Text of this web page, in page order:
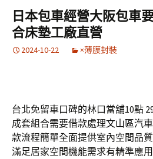
日本包車經營大阪包車
合床墊工廠直營
2024-10-22 ×薄膜封裝
台北免留車口碑的林口當舖10點
成套組合需要借款處理文山區汽
款流程簡單全面提供室內空間品
滿足居家空間機能需求有精準應